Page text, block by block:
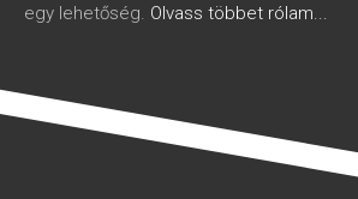
egy lehetőség. Olvass többet rólam...